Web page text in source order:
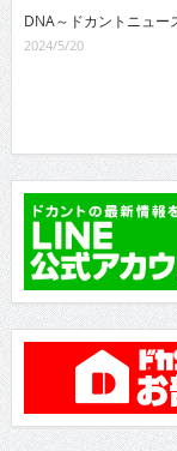
DNA～ドカントニュー
2024/5/20